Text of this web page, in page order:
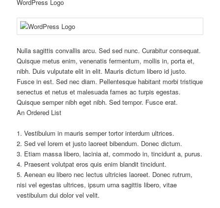
WordPress Logo
Nulla sagittis convallis arcu. Sed sed nunc. Curabitur consequat.
Quisque metus enim, venenatis fermentum, mollis in, porta et,
nibh. Duis vulputate elit in elit. Mauris dictum libero id justo.
Fusce in est. Sed nec diam. Pellentesque habitant morbi tristique
senectus et netus et malesuada fames ac turpis egestas.
Quisque semper nibh eget nibh. Sed tempor. Fusce erat.
An Ordered List
1. Vestibulum in mauris semper tortor interdum ultrices.
2. Sed vel lorem et justo laoreet bibendum. Donec dictum.
3. Etiam massa libero, lacinia at, commodo in, tincidunt a, purus.
4. Praesent volutpat eros quis enim blandit tincidunt.
5. Aenean eu libero nec lectus ultricies laoreet. Donec rutrum,
nisi vel egestas ultrices, ipsum urna sagittis libero, vitae
vestibulum dui dolor vel velit.